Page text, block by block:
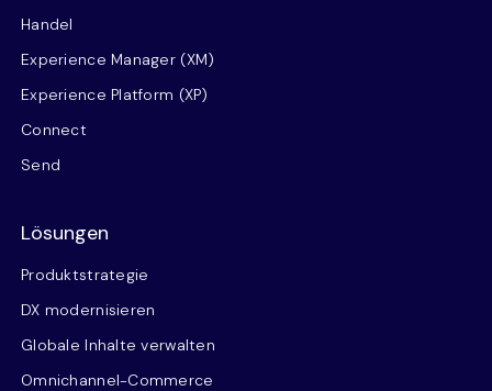
Handel
Experience Manager (XM)
Experience Platform (XP)
Connect
Send
Lösungen
Produktstrategie
DX modernisieren
Globale Inhalte verwalten
Omnichannel-Commerce